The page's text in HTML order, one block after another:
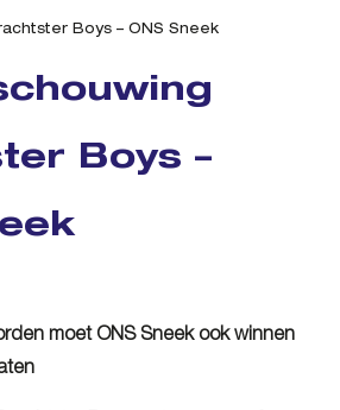
Boys – ONS Sneek
Boys –
moet ONS Sneek ook winnen